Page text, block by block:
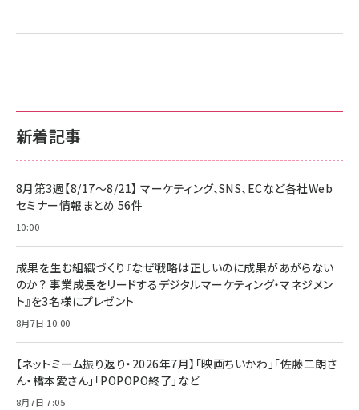
新着記事
8月第3週【8/17～8/21】 マーケティング、SNS、ECなど各社Web
セミナー情報まとめ 56件
10:00
成果を生む組織づくり『なぜ戦略は正しいのに成果があがらない
のか？ 事業成長をリードするデジタルマーケティング・マネジメン
ト』を3名様にプレゼント
8月7日 10:00
【ネットミーム振り返り・2026年7月】「映画ちいかわ」「佐藤二朗さ
ん・橋本愛さん」「POPOPO終了」など
8月7日 7:05